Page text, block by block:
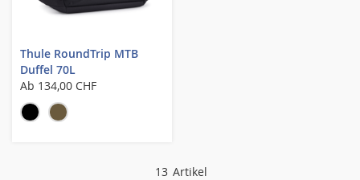
Thule RoundTrip MTB
Duffel 70L
Ab 134,00 CHF
13 Artikel